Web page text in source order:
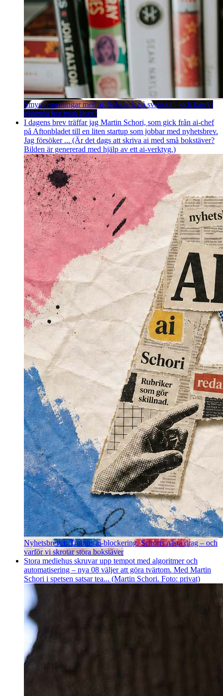
Smyginspelningar med ai, Substack på svenska – och kan vi
glömma hur man läser?
I dagens brev träffar jag Martin Schori, som gick från ai-chef
på Aftonbladet till en liten startup som jobbar med nyhetsbrev.
Jag försöker ... (Är det dags att skriva ai med små bokstäver?
Bilden är genererad med hjälp av ett ai-verktyg.)
Nyhetsbrevet: Trumps ai-blockering, Schoris nästa drag – och
varför vi skrotar stora bokstäver
Stora mediehus skruvar upp tempot med algoritmer och
automatisering – nya 08 väljer att göra tvärtom. Med Martin
Schori i spetsen satsar tea... (Martin Schori. Foto: privat)